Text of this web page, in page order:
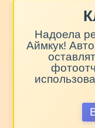
Надоела
Аймкук!